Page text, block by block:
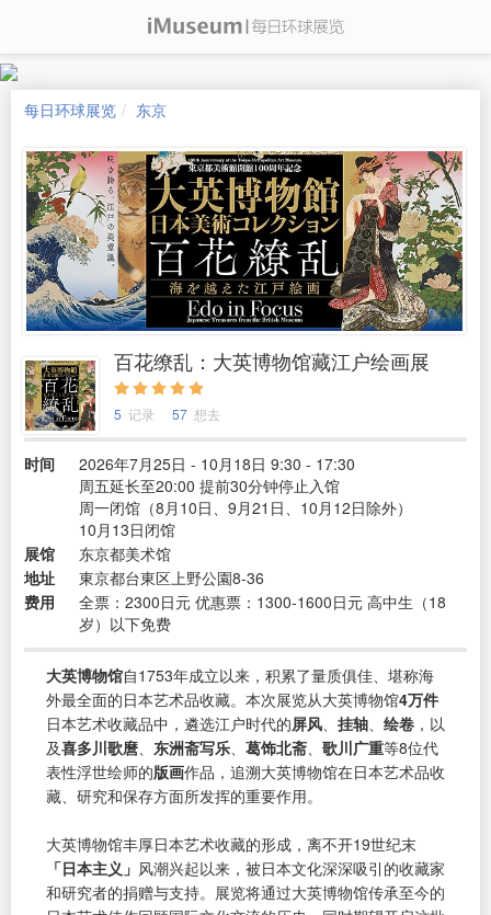
每日环球展览 东京
百花缭乱：大英博物馆藏江户绘画展
5 记录 57 想去
时间
2026年7月25日 - 10月18日 9:30 - 17:30
周五延长至20:00 提前30分钟停止入馆
周一闭馆（8月10日、9月21日、10月12日除外）
10月13日闭馆
展馆
东京都美术馆
地址
東京都台東区上野公園8-36
费用
全票：2300日元 优惠票：1300-1600日元 高中生（18
岁）以下免费
大英博物馆自1753年成立以来，积累了量质俱佳、堪称海
外最全面的日本艺术品收藏。本次展览从大英博物馆4万件
日本艺术收藏品中，遴选江户时代的屏风 挂轴 绘卷 ，以
及喜多川歌麿 东洲斋写乐 葛饰北斋 歌川广重等8位代
表性浮世绘师的版画作品，追溯大英博物馆在日本艺术品收
藏、研究和保存方面所发挥的重要作用。
大英博物馆丰厚日本艺术收藏的形成，离不开19世纪末
「日本主义」 风潮兴起以来，被日本文化深深吸引的收藏家
和研究者的捐赠与支持。展览将通过大英博物馆传承至今的